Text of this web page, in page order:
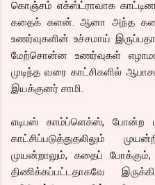
கொஞ்சம் எக்ஸ்ட்ராவாக
கதைக் களன். ஆனா அந்த
உணர்வுகளின் உச்சமாய்
மேற்சொன்ன உணர்வுகள்
முடிந்த வரை காட்சிகளில்
இயக்குனர் சாமி.
எடிபஸ் காம்ப்ளெக்ஸ், போன்ற
காட்சிப்படுத்துதலிலும்
முயன்றாலும், கதைப் போக்கும்,
திணிக்கப்பட்டதாகவே